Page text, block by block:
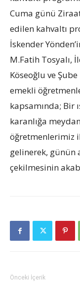
Cuma günü
edilen kahvaltı
İskender
M.Fatih Tosyalı,
Köseoğlu ve
emekli
kapsamında; Bir
karanlığa
öğretmenlerimiz
gelinerek, günün
çekilmesinin
Önceki İçerik